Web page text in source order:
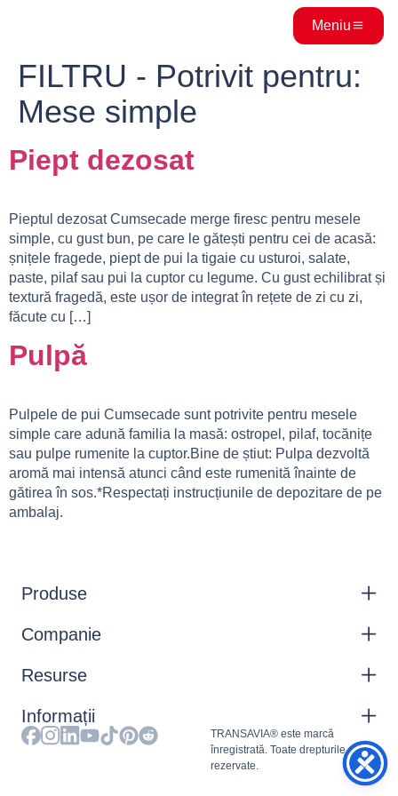
Meniu
FILTRU - Potrivit pentru:
Mese simple
Piept dezosat
Pieptul dezosat Cumsecade merge firesc pentru mesele
simple, cu gust bun, pe care le gătești pentru cei de acasă:
șnițele fragede, piept de pui la tigaie cu usturoi, salate,
paste, pilaf sau pui la cuptor cu legume. Cu gust echilibrat și
textură fragedă, este ușor de integrat în rețete de zi cu zi,
făcute cu […]
Pulpă
Pulpele de pui Cumsecade sunt potrivite pentru mesele
simple care adună familia la masă: ostropel, pilaf, tocănițe
sau pulpe rumenite la cuptor.Bine de știut: Pulpa dezvoltă
aromă mai intensă atunci când este rumenită înainte de
gătirea în sos.*Respectați instrucțiunile de depozitare de pe
ambalaj.
Produse
Companie
Resurse
Informații
TRANSAVIA® este marcă
înregistrată. Toate drepturile
rezervate.